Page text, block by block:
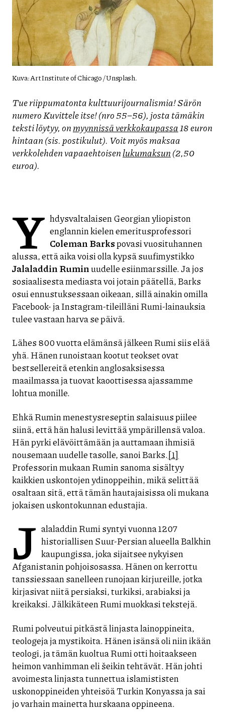
Kuva: Art Institute of Chicago / Unsplash.
Tue riippumatonta kulttuurijournalismia! Särön
numero Kuvittele itse! (nro 55–56), josta tämäkin
teksti löytyy, onmyynnissä verkkokaupassa18 euron
hintaan (sis. postikulut). Voit myös maksaa
verkkolehden vapaaehtoisenlukumaksun(2,50
euroa).
Y hdysvaltalaisen Georgian yliopiston
englannin kielen emeritusprofessori
Coleman Barkspovasi vuosituhannen
alussa, että aika voisi olla kypsä suufimystikko
Jalaladdin Ruminuudelle esiinmarssille. Ja jos
sosiaalisesta mediasta voi jotain päätellä, Barks
osui ennustuksessaan oikeaan, sillä ainakin omilla
Facebook- ja Instagram-tileilläni Rumi-lainauksia
tulee vastaan harva se päivä.
Lähes 800 vuotta elämänsä jälkeen Rumi siis elää
yhä. Hänen runoistaan kootut teokset ovat
bestsellereitä etenkin anglosaksisessa
maailmassa ja tuovat kaoottisessa ajassamme
lohtua monille.
Ehkä Rumin menestysreseptin salaisuus piilee
siinä, että hän halusi levittää ympärillensä valoa.
Hän pyrki elävöittämään ja auttamaan ihmisiä
nousemaan uudelle tasolle, sanoi Barks.[1]
Professorin mukaan Rumin sanoma sisältyy
kaikkien uskontojen ydinoppeihin, mikä selittää
osaltaan sitä, että tämän hautajaisissa oli mukana
jokaisen uskontokunnan edustajia.
J alaladdin Rumi syntyi vuonna 1207
historiallisen Suur-Persian alueella Balkhin
kaupungissa, joka sijaitsee nykyisen
Afganistanin pohjoisosassa. Hänen on kerrottu
tanssiessaan sanelleen runojaan kirjureille, jotka
kirjasivat niitä persiaksi, turkiksi, arabiaksi ja
kreikaksi. Jälkikäteen Rumi muokkasi tekstejä.
Rumi polveutui pitkästä linjasta lainoppineita,
teologeja ja mystikoita. Hänen isänsä oli niin ikään
teologi, ja tämän kuoltua Rumi otti hoitaakseen
heimon vanhimman eli šeikin tehtävät. Hän johti
avoimesta linjasta tunnettua islamististen
uskonoppineiden yhteisöä Turkin Konyassa ja sai
jo varhain mainetta hurskaana oppineena.